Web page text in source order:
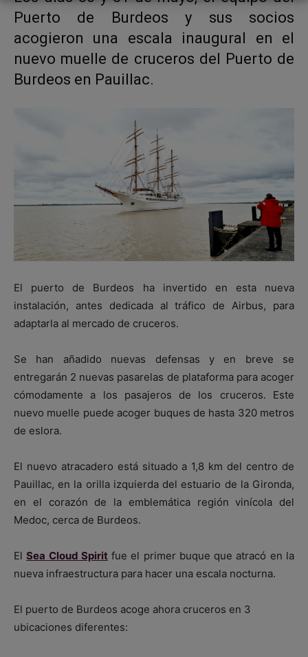
Puerto de Burdeos y sus socios
acogieron una escala inaugural en el
nuevo muelle de cruceros del Puerto de
Burdeos en Pauillac.
El puerto de Burdeos ha invertido en esta nueva
instalación, antes dedicada al tráfico de Airbus, para
adaptarla al mercado de cruceros.
Se han añadido nuevas defensas y en breve se
entregarán 2 nuevas pasarelas de plataforma para acoger
cómodamente a los pasajeros de los cruceros. Este
nuevo muelle puede acoger buques de hasta 320 metros
de eslora.
El nuevo atracadero está situado a 1,8 km del centro de
Pauillac, en la orilla izquierda del estuario de la Gironda,
en el corazón de la emblemática región vinícola del
Medoc, cerca de Burdeos.
ElSea Cloud Spiritfue el primer buque que atracó en la
nueva infraestructura para hacer una escala nocturna.
El puerto de Burdeos acoge ahora cruceros en 3
ubicaciones diferentes: